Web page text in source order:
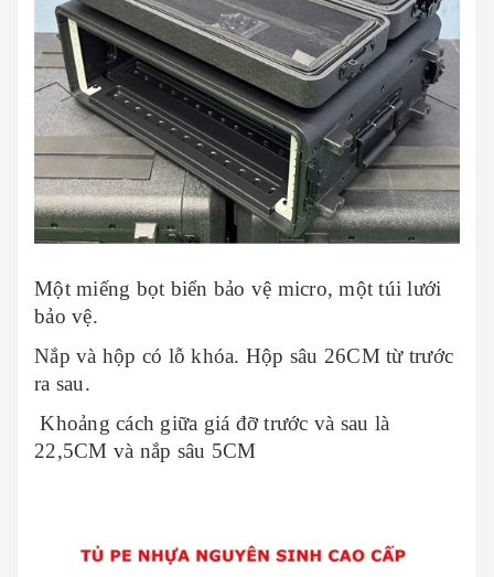
Một miếng bọt biển bảo vệ micro, một túi lưới
bảo vệ.
Nắp và hộp có lỗ khóa. Hộp sâu 26CM từ trước
ra sau.
Khoảng cách giữa giá đỡ trước và sau là
22,5CM và nắp sâu 5CM